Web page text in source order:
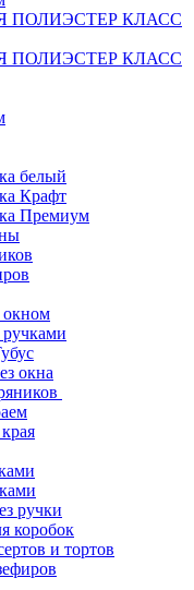
ПОЛИЭСТЕР КЛАСС
ПОЛИЭСТЕР КЛАСС
белый
Крафт
Премиум
окном
ручками
окна
ручки
коробок
и тортов